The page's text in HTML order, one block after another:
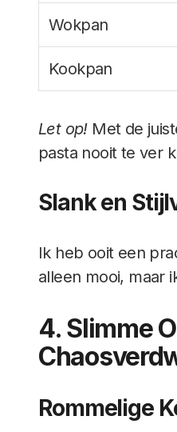
Wokpan
Kookpan
Let op!Met de
pasta nooit te ver
Slank en
Ik heb ooit een
alleen mooi, maar
4. Slimme
Rommelige